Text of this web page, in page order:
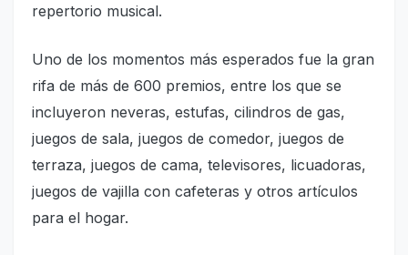
repertorio musical.
Uno de los momentos más esperados fue la gran
rifa de más de 600 premios, entre los que se
incluyeron neveras, estufas, cilindros de gas,
juegos de sala, juegos de comedor, juegos de
terraza, juegos de cama, televisores, licuadoras,
juegos de vajilla con cafeteras y otros artículos
para el hogar.